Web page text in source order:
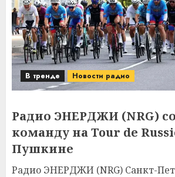
В тренде Новости радио
Радио ЭНЕРДЖИ (NRG)
команду на Tour de
Пушкине
Радио ЭНЕРДЖИ (NRG) Санкт-